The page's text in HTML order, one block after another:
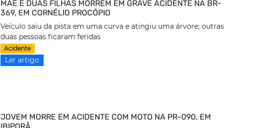
MÃE E DUAS FILHAS MORREM EM GRAVE ACIDENTE NA BR-
369, EM CORNÉLIO PROCÓPIO
Veículo saiu da pista em uma curva e atingiu uma árvore; outras
duas pessoas ficaram feridas
Acidente
Ler artigo
JOVEM MORRE EM ACIDENTE COM MOTO NA PR-090, EM